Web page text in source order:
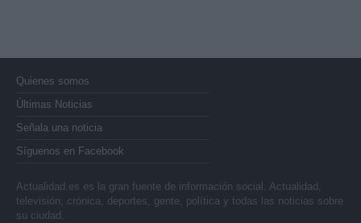
Quienes somos
Últimas Noticias
Señala una noticia
Síguenos en Facebook
Actualidad.es es la gran fuente de información social. Actualidad,
televisión, crónica, deportes, gente, política y todas las noticias sobre
su ciudad.